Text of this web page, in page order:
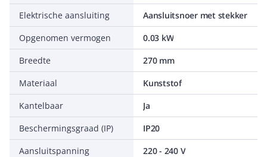
Elektrische aansluiting
Aansluitsnoer met stekker
Opgenomen vermogen
0.03 kW
Breedte
270 mm
Materiaal
Kunststof
Kantelbaar
Ja
Beschermingsgraad (IP)
IP20
Aansluitspanning
220 - 240 V